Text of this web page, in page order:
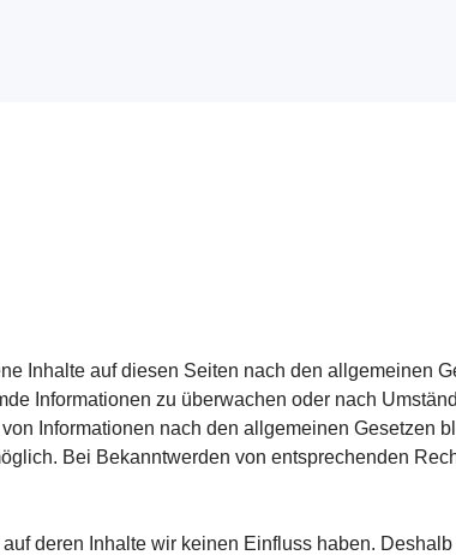
Inhalte auf diesen Seiten nach den allgemeinen
Informationen zu überwachen oder nach
Informationen nach den allgemeinen
Bei Bekanntwerden von entsprechenden
deren Inhalte wir keinen Einfluss haben.